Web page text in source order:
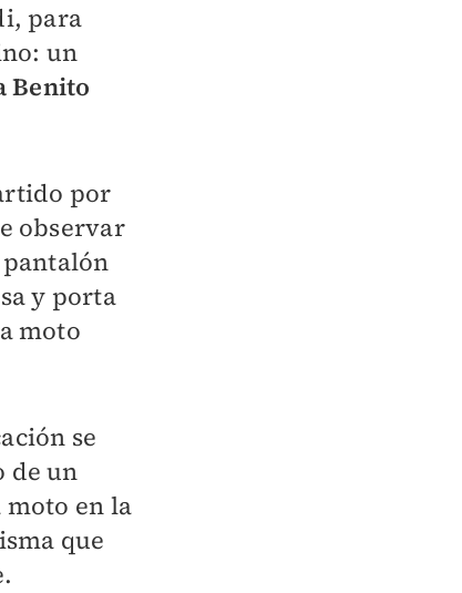
para
un
Benito
por
observar
y porta
moto
se
de un
moto en la
que